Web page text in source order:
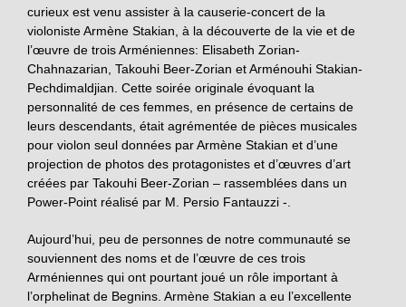
curieux est venu assister à la causerie-concert de la
violoniste Armène Stakian, à la découverte de la vie et de
l’œuvre de trois Arméniennes: Elisabeth Zorian-
Chahnazarian, Takouhi Beer-Zorian et Arménouhi Stakian-
Pechdimaldjian. Cette soirée originale évoquant la
personnalité de ces femmes, en présence de certains de
leurs descendants, était agrémentée de pièces musicales
pour violon seul données par Armène Stakian et d’une
projection de photos des protagonistes et d’œuvres d’art
créées par Takouhi Beer-Zorian – rassemblées dans un
Power-Point réalisé par M. Persio Fantauzzi -.
Aujourd’hui, peu de personnes de notre communauté se
souviennent des noms et de l’œuvre de ces trois
Arméniennes qui ont pourtant joué un rôle important à
l’orphelinat de Begnins. Armène Stakian a eu l’excellente